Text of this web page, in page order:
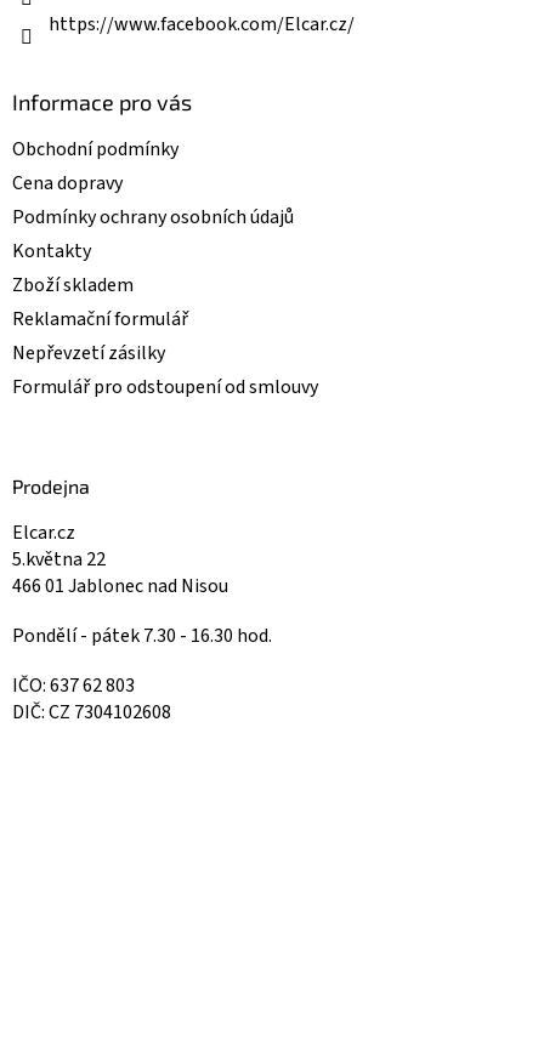
v
https://www.facebook.com/Elcar.cz/
Informace pro vás
Obchodní podmínky
Cena dopravy
Podmínky ochrany osobních údajů
Kontakty
Zboží skladem
Reklamační formulář
Nepřevzetí zásilky
Formulář pro odstoupení od smlouvy
Prodejna
Elcar.cz
5.května 22
466 01 Jablonec nad Nisou
Pondělí - pátek 7.30 - 16.30 hod.
IČO: 637 62 803
DIČ: CZ 7304102608